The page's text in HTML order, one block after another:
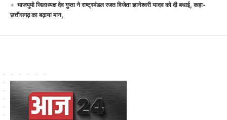
भाजयुमो जिलाध्यक्ष देव गुप्ता ने राष्ट्रमंडल रजत विजेता ज्ञानेश्वरी यादव को दी बधाई, कहा-
छत्तीसगढ़ का बढ़ाया मान,